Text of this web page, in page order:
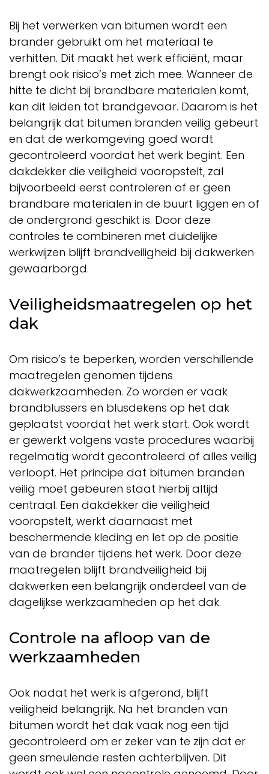
Bij het verwerken van bitumen wordt een
brander gebruikt om het materiaal te
verhitten. Dit maakt het werk efficiënt, maar
brengt ook risico’s met zich mee. Wanneer de
hitte te dicht bij brandbare materialen komt,
kan dit leiden tot brandgevaar. Daarom is het
belangrijk dat bitumen branden veilig gebeurt
en dat de werkomgeving goed wordt
gecontroleerd voordat het werk begint. Een
dakdekker die veiligheid vooropstelt, zal
bijvoorbeeld eerst controleren of er geen
brandbare materialen in de buurt liggen en of
de ondergrond geschikt is. Door deze
controles te combineren met duidelijke
werkwijzen blijft brandveiligheid bij dakwerken
gewaarborgd.
Veiligheidsmaatregelen op het
dak
Om risico’s te beperken, worden verschillende
maatregelen genomen tijdens
dakwerkzaamheden. Zo worden er vaak
brandblussers en blusdekens op het dak
geplaatst voordat het werk start. Ook wordt
er gewerkt volgens vaste procedures waarbij
regelmatig wordt gecontroleerd of alles veilig
verloopt. Het principe dat bitumen branden
veilig moet gebeuren staat hierbij altijd
centraal. Een dakdekker die veiligheid
vooropstelt, werkt daarnaast met
beschermende kleding en let op de positie
van de brander tijdens het werk. Door deze
maatregelen blijft brandveiligheid bij
dakwerken een belangrijk onderdeel van de
dagelijkse werkzaamheden op het dak.
Controle na afloop van de
werkzaamheden
Ook nadat het werk is afgerond, blijft
veiligheid belangrijk. Na het branden van
bitumen wordt het dak vaak nog een tijd
gecontroleerd om er zeker van te zijn dat er
geen smeulende resten achterblijven. Dit